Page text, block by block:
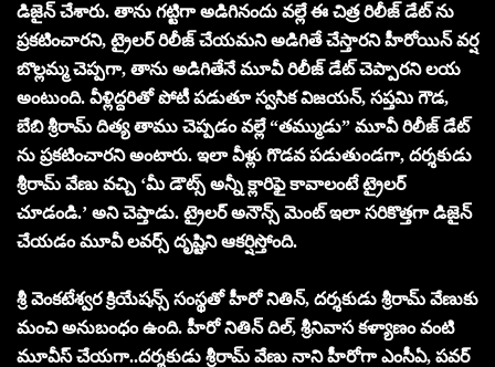
డిజైన్ చేశారు. తాను గట్టిగా అడిగినందు వల్లే ఈ చిత్ర రిలీజ్ డేట్ ను
ప్రకటించారని, ట్రైలర్ రిలీజ్ చేయమని అడిగితే చేస్తారని హీరోయిన్ వర్ష
బొల్లమ్మ చెప్పగా, తాను అడిగితేనే మూవీ రిలీజ్ డేట్ చెప్పారని లయ
అంటుంది. వీళ్లిద్దరితో పోటీ పడుతూ స్వసిక విజయన్, సప్తమి గౌడ,
బేబి శ్రీరామ్ దిత్య తాము చెప్పడం వల్లే “తమ్ముడు” మూవీ రిలీజ్ డేట్
ను ప్రకటించారని అంటారు. ఇలా వీళ్లు గొడవ పడుతుండగా, దర్శకుడు
శ్రీరామ్ వేణు వచ్చి ‘మీ డౌట్స్ అన్నీ క్లారిఫై కావాలంటే ట్రైలర్
చూడండి.’ అని చెప్తాడు. ట్రైలర్ అనౌన్స్ మెంట్ ఇలా సరికొత్తగా డిజైన్
చేయడం మూవీ లవర్స్ దృష్టిని ఆకర్షిస్తోంది.
శ్రీ వెంకటేశ్వర క్రియేషన్స్ సంస్థతో హీరో నితిన్, దర్శకుడు శ్రీరామ్ వేణుకు
మంచి అనుబంధం ఉంది. హీరో నితిన్ దిల్, శ్రీనివాస కళ్యాణం వంటి
మూవీస్ చేయగా..దర్శకుడు శ్రీరామ్ వేణు నాని హీరోగా ఎంసీఏ, పవర్